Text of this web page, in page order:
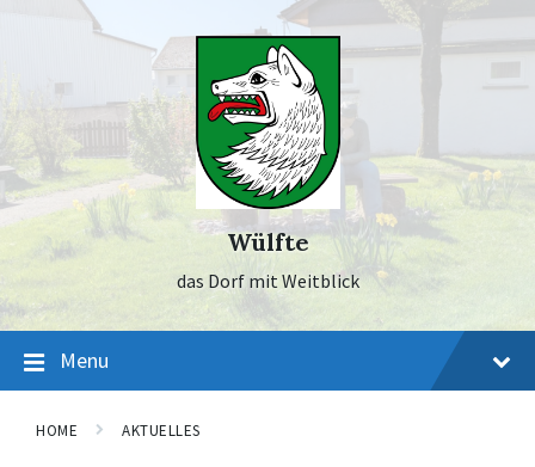
Wülfte
das Dorf mit Weitblick
Menu
HOME AKTUELLES